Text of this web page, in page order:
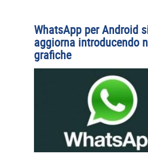
WhatsApp per Android
aggiorna introducendo
grafiche